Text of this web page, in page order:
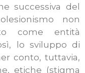
successiva del
non
come entità
lo sviluppo di
conto, tuttavia,
etiche (stigma